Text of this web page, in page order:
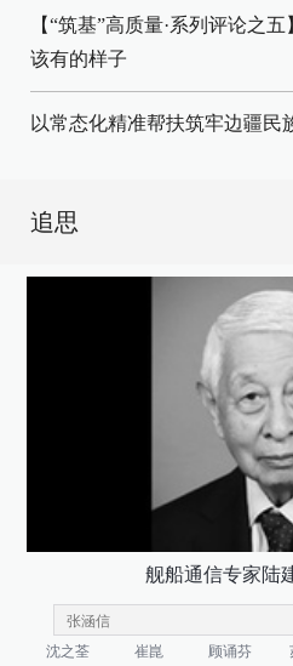
【“筑基”高质量·系列评论之
该有的样子
以常态化精准帮扶筑牢边疆民
追思
舰船通信专家陆
沈之荃 崔崑 顾诵芬